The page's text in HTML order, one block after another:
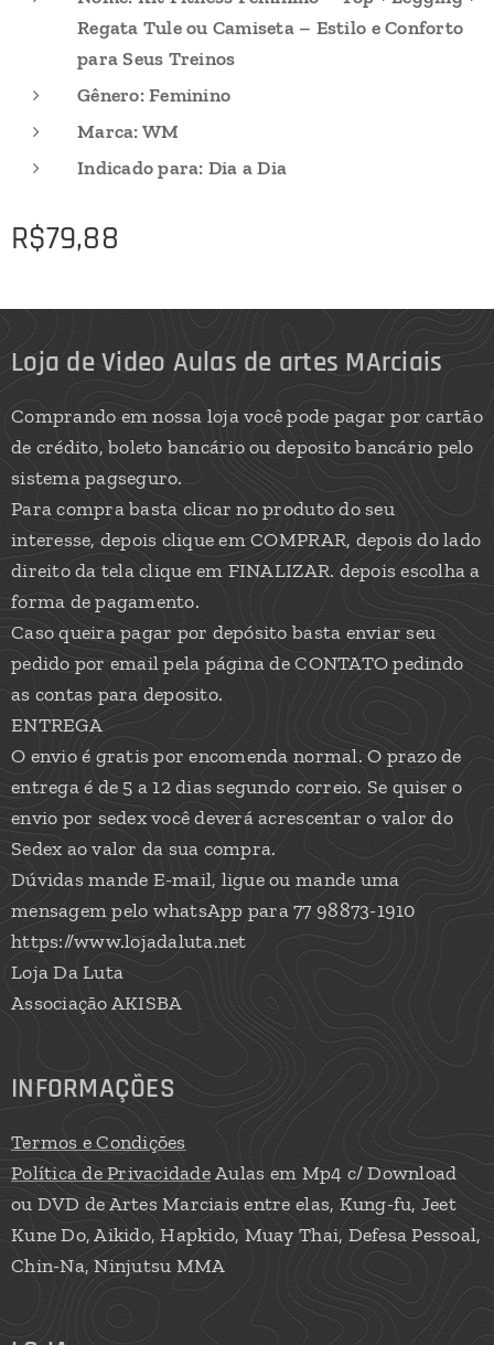
Regata Tule ou Camiseta – Estilo e Conforto
para Seus Treinos
Gênero: Feminino
Marca: WM
Indicado para: Dia a Dia
R$79,88
Loja de Video Aulas de artes MArciais
Comprando em nossa loja você pode pagar por cartão
de crédito, boleto bancário ou deposito bancário pelo
sistema pagseguro.
Para compra basta clicar no produto do seu
interesse, depois clique em COMPRAR, depois do lado
direito da tela clique em FINALIZAR. depois escolha a
forma de pagamento.
Caso queira pagar por depósito basta enviar seu
pedido por email pela página de CONTATO pedindo
as contas para deposito.
ENTREGA
O envio é gratis por encomenda normal. O prazo de
entrega é de 5 a 12 dias segundo correio. Se quiser o
envio por sedex você deverá acrescentar o valor do
Sedex ao valor da sua compra.
Dúvidas mande E-mail, ligue ou mande uma
mensagem pelo whatsApp para 77 98873-1910
https://www.lojadaluta.net
Loja Da Luta
Associação AKISBA
INFORMAÇÕES
Termos e Condições
Política de PrivacidadeAulas em Mp4 c/ Download
ou DVD de Artes Marciais entre elas, Kung-fu, Jeet
Kune Do, Aikido, Hapkido, Muay Thai, Defesa Pessoal,
Chin-Na, Ninjutsu MMA